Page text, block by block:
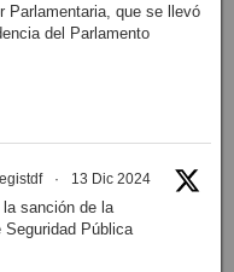
Parlamentaria, que se llevó
del Parlamento
· 13 Dic 2024
sanción de la
Pública